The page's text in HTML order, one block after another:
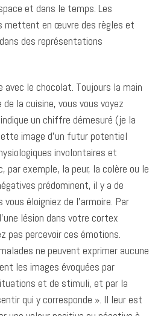
et dans le temps. Les
mettent en œuvre des règles et
des représentations
avec le chocolat. Toujours la main
de la cuisine, vous vous voyez
un chiffre démesuré (je la
image d’un futur potentiel
involontaires et
par exemple, la peur, la colère ou le
prédominent, il y a de
éloigniez de l’armoire. Par
lésion dans votre cortex
pas percevoir ces émotions.
ne peuvent exprimer aucune
les images évoquées par
et de stimuli, et par la
qui y corresponde ». Il leur est